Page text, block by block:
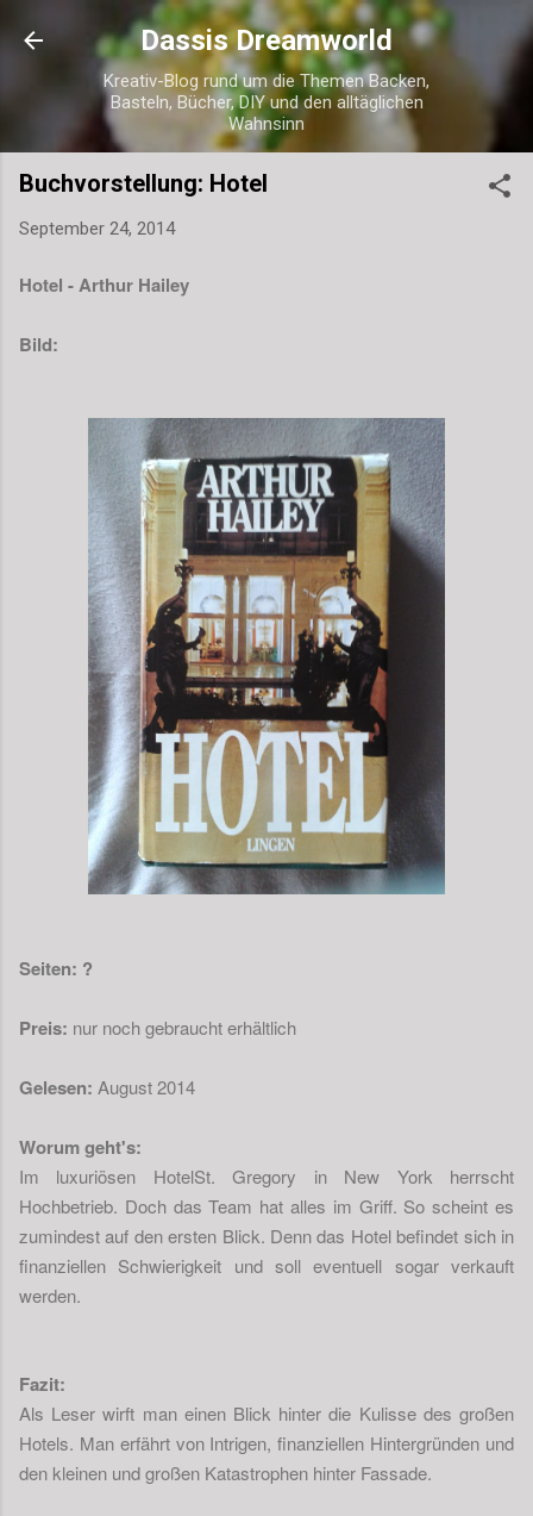
Direkt zum Hauptbereich
Dassis Dreamworld
Kreativ-Blog rund um die Themen Backen,
Basteln, Bücher, DIY und den alltäglichen
Wahnsinn
Buchvorstellung: Hotel
September 24, 2014
Hotel - Arthur Hailey
Bild:
Seiten: ?
Preis: nur noch gebraucht erhältlich
Gelesen: August 2014
Worum geht's:
Im luxuriösen HotelSt. Gregory in New York herrscht
Hochbetrieb. Doch das Team hat alles im Griff. So scheint es
zumindest auf den ersten Blick. Denn das Hotel befindet sich in
finanziellen Schwierigkeit und soll eventuell sogar verkauft
werden.
Fazit:
Als Leser wirft man einen Blick hinter die Kulisse des großen
Hotels. Man erfährt von Intrigen, finanziellen Hintergründen und
den kleinen und großen Katastrophen hinter Fassade.